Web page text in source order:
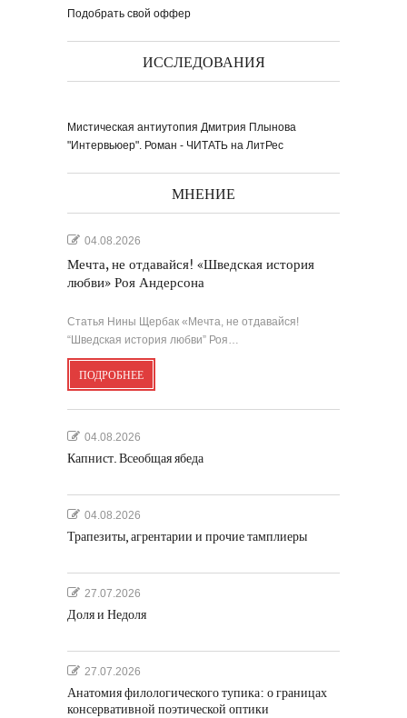
Подобрать свой оффер
ИССЛЕДОВАНИЯ
Мистическая антиутопия Дмитрия Плынова
"Интервьюер". Роман - ЧИТАТЬ на ЛитРес
МНЕНИЕ
04.08.2026
Мечта, не отдавайся! «Шведская история
любви» Роя Андерсона
Статья Нины Щербак «Мечта, не отдавайся!
“Шведская история любви” Роя…
ПОДРОБНЕЕ
04.08.2026
Капнист. Всеобщая ябеда
04.08.2026
Трапезиты, агрентарии и прочие тамплиеры
27.07.2026
Доля и Недоля
27.07.2026
Анатомия филологического тупика: о границах
консервативной поэтической оптики